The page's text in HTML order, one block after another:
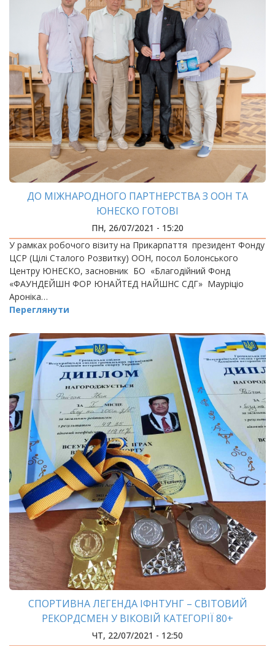
ДО МІЖНАРОДНОГО ПАРТНЕРСТВА З ООН ТА
ЮНЕСКО ГОТОВІ
ПН, 26/07/2021 - 15:20
У рамках робочого візиту на Прикарпаття президент Фонду
ЦСР (Цілі Сталого Розвитку) ООН, посол Болонського
Центру ЮНЕСКО, засновник БО «Благодійний Фонд
«ФАУНДЕЙШН ФОР ЮНАЙТЕД НАЙШНС СДГ» Мауріціо
Ароніка…
Переглянути
СПОРТИВНА ЛЕГЕНДА ІФНТУНГ – СВІТОВИЙ
РЕКОРДСМЕН У ВІКОВІЙ КАТЕГОРІЇ 80+
ЧТ, 22/07/2021 - 12:50